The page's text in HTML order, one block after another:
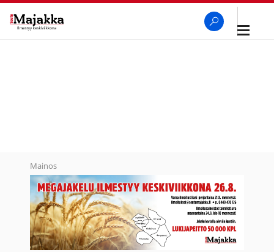
Avaa
Mainos